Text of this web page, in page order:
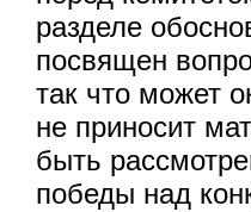
разделе
посвящен
так что может
не приносит
быть
победы над